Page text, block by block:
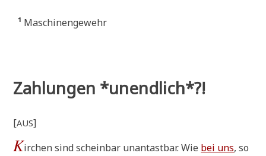
¹ Maschinengewehr
Zahlungen *unendlich*?!
[AUS]
Kirchen sind schein­bar unan­tast­bar. Wie bei uns, so